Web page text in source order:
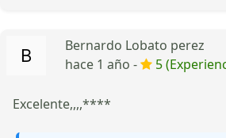
Bernardo Lobato perez
hace 1 año -
5
Excelente,,,,****